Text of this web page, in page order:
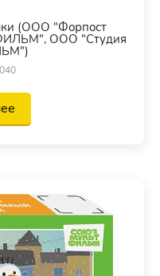
(ООО "Форпост
ООО "Студия